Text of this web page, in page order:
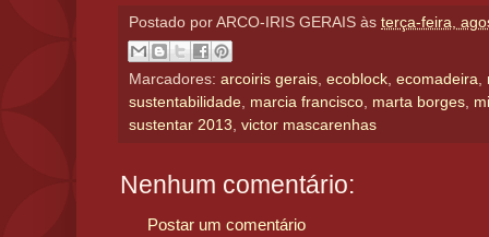
Postado por ARCO-IRIS GERAIS às terça-feira,
Marcadores: arcoiris gerais ecoblock ecomadeira
sustentabilidade marcia francisco marta borges
sustentar 2013 victor mascarenhas
Nenhum comentário:
Postar um comentário